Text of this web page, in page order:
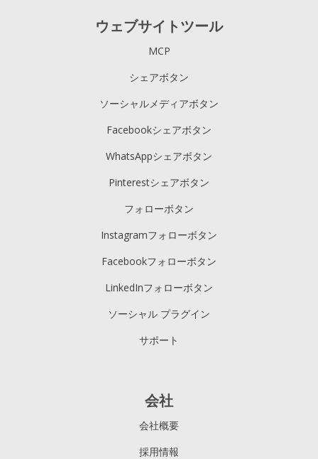
ウェブサイトツール
MCP
シェアボタン
ソーシャルメディアボタン
Facebookシェアボタン
WhatsAppシェアボタン
Pinterestシェアボタン
フォローボタン
Instagramフォローボタン
Facebookフォローボタン
LinkedInフォローボタン
ソーシャル プラグイン
サポート
会社
会社概要
採用情報